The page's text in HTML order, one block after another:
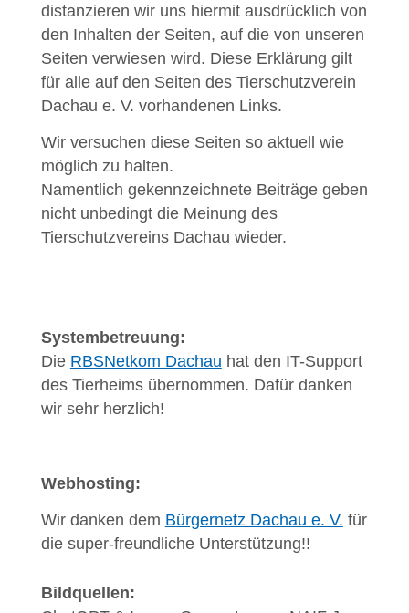
distanzieren wir uns hiermit ausdrücklich von
den Inhalten der Seiten, auf die von unseren
Seiten verwiesen wird. Diese Erklärung gilt
für alle auf den Seiten des Tierschutzverein
Dachau e. V. vorhandenen Links.
Wir versuchen diese Seiten so aktuell wie
möglich zu halten.
Namentlich gekennzeichnete Beiträge geben
nicht unbedingt die Meinung des
Tierschutzvereins Dachau wieder.
Systembetreuung:
Die RBSNetkom Dachau hat den IT-Support
des Tierheims übernommen. Dafür danken
wir sehr herzlich!
Webhosting:
Wir danken dem Bürgernetz Dachau e. V. für
die super-freundliche Unterstützung!!
Bildquellen: